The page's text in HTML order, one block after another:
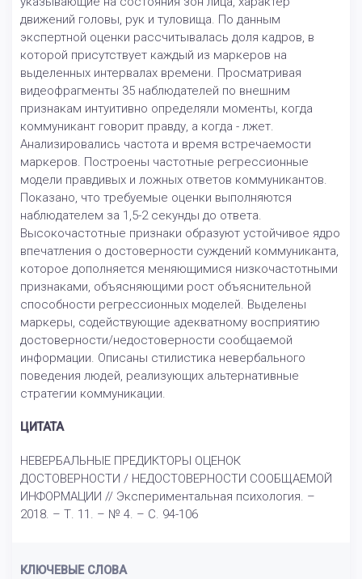
движений головы, рук и туловища. По данным
экспертной оценки рассчитывалась доля кадров, в
которой присутствует каждый из маркеров на
выделенных интервалах времени. Просматривая
видеофрагменты 35 наблюдателей по внешним
признакам интуитивно определяли моменты, когда
коммуникант говорит правду, а когда - лжет.
Анализировались частота и время встречаемости
маркеров. Построены частотные регрессионные
модели правдивых и ложных ответов коммуникантов.
Показано, что требуемые оценки выполняются
наблюдателем за 1,5-2 секунды до ответа.
Высокочастотные признаки образуют устойчивое ядро
впечатления о достоверности суждений коммуниканта,
которое дополняется меняющимися низкочастотными
признаками, объясняющими рост объяснительной
способности регрессионных моделей. Выделены
маркеры, содействующие адекватному восприятию
достоверности/недостоверности сообщаемой
информации. Описаны стилистика невербального
поведения людей, реализующих альтернативные
стратегии коммуникации.
ЦИТАТА
НЕВЕРБАЛЬНЫЕ ПРЕДИКТОРЫ ОЦЕНОК
ДОСТОВЕРНОСТИ / НЕДОСТОВЕРНОСТИ СООБЩАЕМОЙ
ИНФОРМАЦИИ // Экспериментальная психология. –
2018. – Т. 11. – № 4. – С. 94-106
КЛЮЧЕВЫЕ СЛОВА